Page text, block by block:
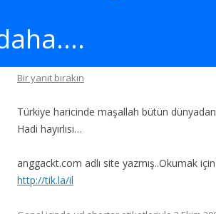
Bir yanıt bırakın
Türkiye haricinde maşallah bütün
Hadi hayırlısı…
anggackt.com adlı site yazmış..Okumak için
http://tik.la/il